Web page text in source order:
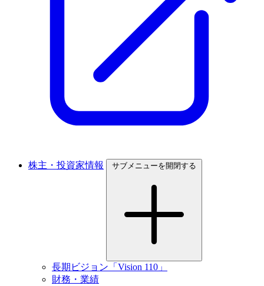
株主・投資家情報 サブメニューを開閉する
長期ビジョン「Vision 110」
財務・業績